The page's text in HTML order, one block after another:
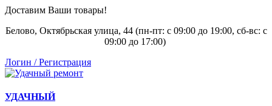
Доставим Ваши товары!
Белово, Октябрьская улица, 44 (пн-пт: с 09:00 до 19:00, сб-вс: с
09:00 до 17:00)
Логин / Регистрация
УДАЧНЫЙ